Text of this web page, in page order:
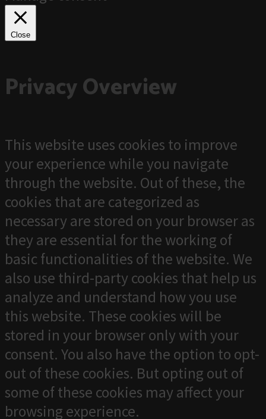
Close
Privacy Overview
This website uses cookies to improve
your experience while you navigate
through the website. Out of these, the
cookies that are categorized as
necessary are stored on your browser as
they are essential for the working of
basic functionalities of the website. We
also use third-party cookies that help us
analyze and understand how you use
this website. These cookies will be
stored in your browser only with your
consent. You also have the option to opt-
out of these cookies. But opting out of
some of these cookies may affect your
browsing experience.